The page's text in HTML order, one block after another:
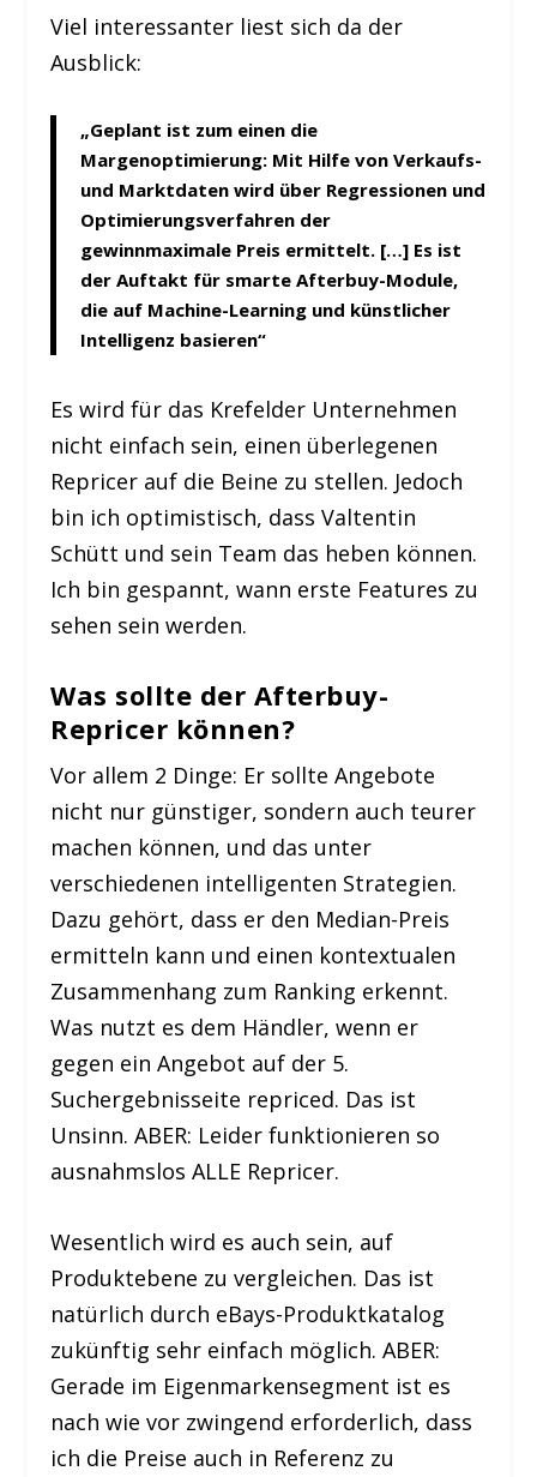
Viel interessanter liest sich da der
Ausblick:
„Geplant ist zum einen die
Margenoptimierung: Mit Hilfe von Verkaufs-
und Markt­daten wird über Regressionen und
Optimierungsverfahren der
gewinnmaximale Preis ermittelt. […] Es ist
der Auftakt für smarte Afterbuy-Module,
die auf Machine-Learning und künst­licher
Intelligenz basieren“
Es wird für das Krefelder Unternehmen
nicht einfach sein, einen überlegenen
Repricer auf die Beine zu stellen. Jedoch
bin ich optimistisch, dass Valtentin
Schütt und sein Team das heben können.
Ich bin gespannt, wann erste Features zu
sehen sein werden.
Was sollte der Afterbuy-
Repricer können?
Vor allem 2 Dinge: Er sollte Angebote
nicht nur günstiger, sondern auch teurer
machen können, und das unter
verschiedenen intelligenten Strategien.
Dazu gehört, dass er den Median-Preis
ermitteln kann und einen kontextualen
Zusammenhang zum Ranking erkennt.
Was nutzt es dem Händler, wenn er
gegen ein Angebot auf der 5.
Suchergebnisseite repriced. Das ist
Unsinn. ABER: Leider funktionieren so
ausnahmslos ALLE Repricer.
Wesentlich wird es auch sein, auf
Produktebene zu vergleichen. Das ist
natürlich durch eBays-Produktkatalog
zukünftig sehr einfach möglich. ABER:
Gerade im Eigenmarkensegment ist es
nach wie vor zwingend erforderlich, dass
ich die Preise auch in Referenz zu